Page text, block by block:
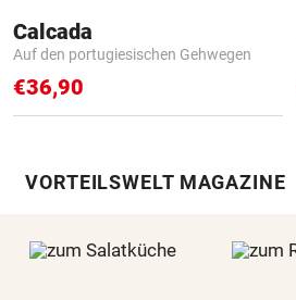
Calcada
Auf den portugiesischen Gehwegen
€36,90
VORTEILSWELT MAGAZINE